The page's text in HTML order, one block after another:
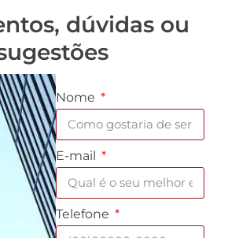
dúvidas ou
Nome
E-mail
Telefone